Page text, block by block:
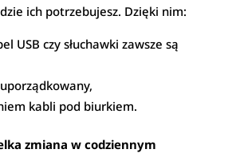
ich potrzebujesz. Dzięki nim:
USB czy słuchawki zawsze są
kabli pod biurkiem.
zmiana w codziennym